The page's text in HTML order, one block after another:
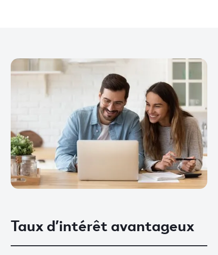
Taux d’intérêt avantageux